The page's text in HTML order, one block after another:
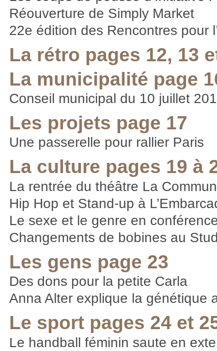
Réouverture de Simply Market
22e édition des Rencontres pour
La rétro pages 12, 13
La municipalité page
Conseil municipal du 10 juillet
Les projets page 17
Une passerelle pour rallier Paris
La culture pages 19 à
La rentrée du théâtre La
Hip Hop et Stand-up à
Le sexe et le genre en
Changements de bobines au
Les gens page 23
Des dons pour la petite Carla
Anna Alter explique la génétique
Le sport pages 24 et
Le handball féminin saute en